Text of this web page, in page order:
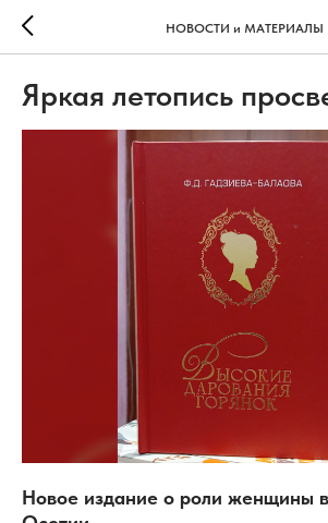
НОВОСТИ и МАТЕРИАЛЫ
Яркая летопись
Новое издание о роли женщины